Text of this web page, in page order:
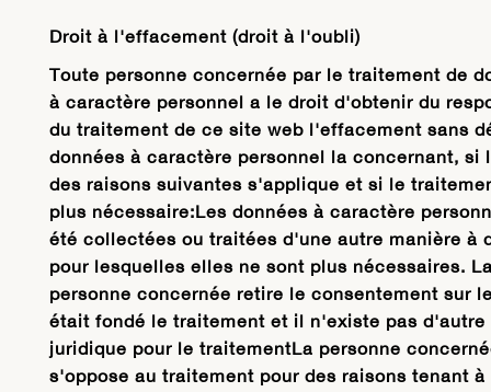
Droit à l'effacement (droit à l'oubli)
Toute personne concernée par le traitement de
à caractère personnel a le droit d'obtenir du
du traitement de ce site web l'effacement sans
données à caractère personnel la concernant, si
des raisons suivantes s'applique et si le
plus nécessaire:Les données à caractère
été collectées ou traitées d'une autre manière à
pour lesquelles elles ne sont plus nécessaires.
personne concernée retire le consentement sur
était fondé le traitement et il n'existe pas d'autre
juridique pour le traitementLa personne
s'oppose au traitement pour des raisons tenant à